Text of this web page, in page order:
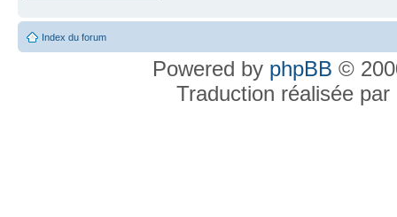
Index du forum
Powered by phpBB ©
Traduction réalisée par